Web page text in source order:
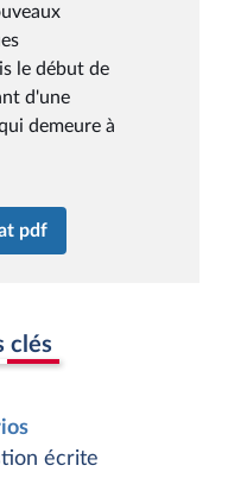
le début de
d'une
demeure à
pdf
clés
écrite